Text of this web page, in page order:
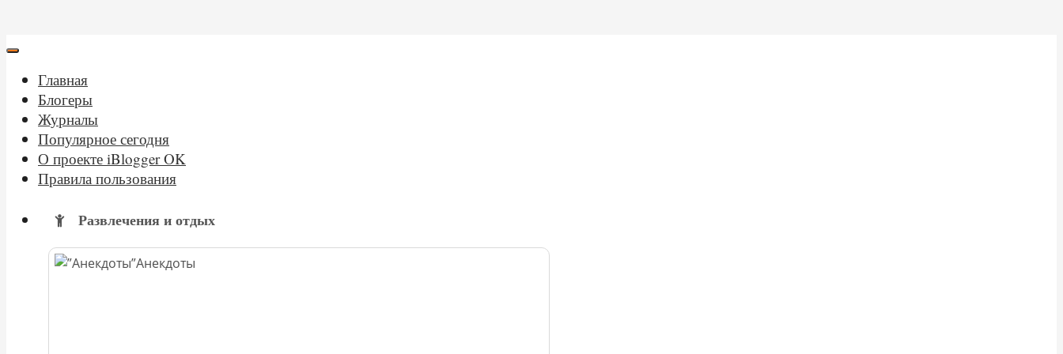
Главная
Блогеры
Журналы
Популярное сегодня
О проекте iBlogger OK
Правила пользования
Развлечения и отдых
Анекдоты